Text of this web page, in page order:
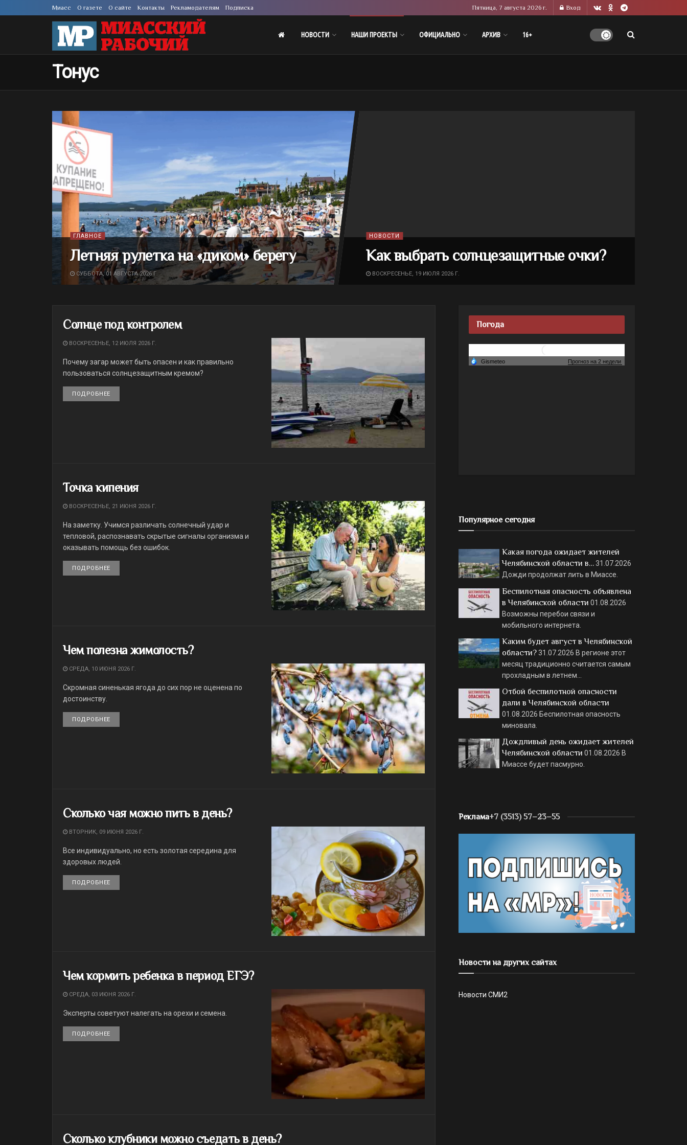
Миасс О газете О сайте Контакты Рекламодателям Подписка Пятница, 7 августа 2026 г. Вход
НОВОСТИ НАШИ ПРОЕКТЫ ОФИЦИАЛЬНО АРХИВ 16+
Тонус
ГЛАВНОЕ
Летняя рулетка на «диком» берегу
СУББОТА, 01 АВГУСТА 2026 Г.
НОВОСТИ
Как выбрать солнцезащитные очки?
ВОСКРЕСЕНЬЕ, 19 ИЮЛЯ 2026 Г.
Солнце под контролем
ВОСКРЕСЕНЬЕ, 12 ИЮЛЯ 2026 Г.
Почему загар может быть опасен и как правильно
пользоваться солнцезащитным кремом?
ПОДРОБНЕЕ
Точка кипения
ВОСКРЕСЕНЬЕ, 21 ИЮНЯ 2026 Г.
На заметку. Учимся различать солнечный удар и
тепловой, распознавать скрытые сигналы организма и
оказывать помощь без ошибок.
ПОДРОБНЕЕ
Чем полезна жимолость?
СРЕДА, 10 ИЮНЯ 2026 Г.
Скромная синенькая ягода до сих пор не оценена по
достоинству.
ПОДРОБНЕЕ
Сколько чая можно пить в день?
ВТОРНИК, 09 ИЮНЯ 2026 Г.
Все индивидуально, но есть золотая середина для
здоровых людей.
ПОДРОБНЕЕ
Чем кормить ребенка в период ЕГЭ?
СРЕДА, 03 ИЮНЯ 2026 Г.
Эксперты советуют налегать на орехи и семена.
ПОДРОБНЕЕ
Сколько клубники можно съедать в день?
Погода
Популярное сегодня
Какая погода ожидает жителей
Челябинской области в…31.07.2026
Дожди продолжат лить в Миассе.
Беспилотная опасность объявлена
в Челябинской области 01.08.2026
Возможны перебои связи и
мобильного интернета.
Каким будет август в Челябинской
области?31.07.2026 В регионе этот
месяц традиционно считается самым
прохладным в летнем…
Отбой беспилотной опасности
дали в Челябинской области
01.08.2026 Беспилотная опасность
миновала.
Дождливый день ожидает жителей
Челябинской области 01.08.2026 В
Миассе будет пасмурно.
Реклама+7 (3513) 57–23–55
Новости на других сайтах
Новости СМИ2